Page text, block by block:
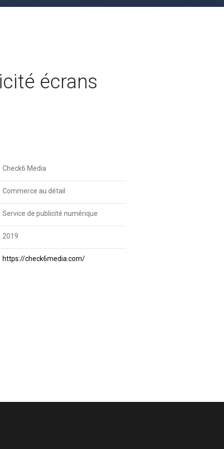
écrans
Check6 Media
Commerce au détail
Service de publicité numérique
2019
https://check6media.com/